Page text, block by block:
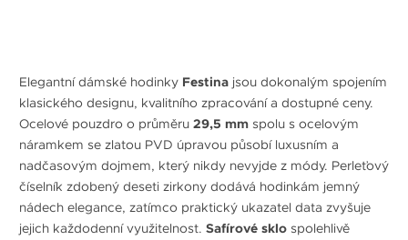
Elegantní dámské hodinky Festina jsou dokonalým spojením
klasického designu, kvalitního zpracování a dostupné ceny.
Ocelové pouzdro o průměru 29,5 mm spolu s ocelovým
náramkem se zlatou PVD úpravou působí luxusním a
nadčasovým dojmem, který nikdy nevyjde z módy. Perleťový
číselník zdobený deseti zirkony dodává hodinkám jemný
nádech elegance, zatímco praktický ukazatel data zvyšuje
jejich každodenní využitelnost. Safírové sklo spolehlivě